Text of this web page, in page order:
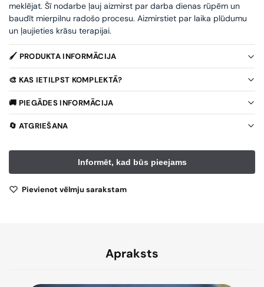
meklējat. Šī nodarbe ļauj aizmirst par darba dienas rūpēm un
baudīt mierpilnu radošo procesu. Aizmirstiet par laika plūdumu
un ļaujieties krāsu terapijai.
🖌️ PRODUKTA INFORMĀCIJA
🎨 KAS IETILPST KOMPLEKTĀ?
🚚 PIEGĀDES INFORMĀCIJA
🔄 ATGRIEŠANA
Pievienot vēlmju sarakstam
Apraksts